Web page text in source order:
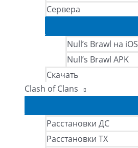
Сервера
Null’s Brawl на iOS
Null’s Brawl APK
Скачать
Clash of Clans
Расстановки ДС
Расстановки ТХ